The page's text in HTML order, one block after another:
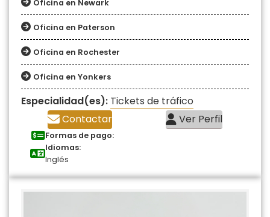
Oficina en Newark
Oficina en Paterson
Oficina en Rochester
Oficina en Yonkers
Especialidad(es): Tickets de tráfico
Contactar
Ver Perfil
Formas de pago:
Idiomas:
Inglés